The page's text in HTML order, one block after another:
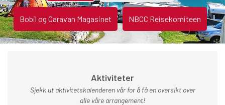
Bobil og Caravan Magasinet NBCC Reisekomiteen
Aktiviteter
Sjekk ut aktivitetskalenderen vår for å få en oversikt over
alle våre arrangement!